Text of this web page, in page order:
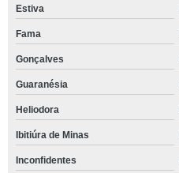
Estiva
Fama
Gonçalves
Guaranésia
Heliodora
Ibitiúra de Minas
Inconfidentes